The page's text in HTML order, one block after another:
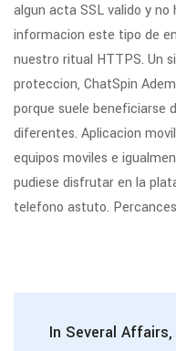
algun acta SSL valido y
informacion este tipo de
nuestro ritual HTTPS. Un
proteccion, ChatSpin
porque suele beneficiarse
diferentes. Aplicacion
equipos moviles e
pudiese disfrutar en la
telefono astuto. Percances
In Several